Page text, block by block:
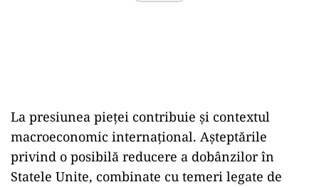
La presiunea pieței contribuie și contextul
macroeconomic internațional. Așteptările
privind o posibilă reducere a dobânzilor în
Statele Unite, combinate cu temeri legate de